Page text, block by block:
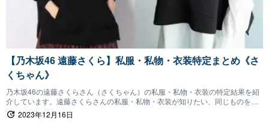
【乃木坂46 遠藤さくら】私服・私物・衣装特定まとめ《さ
くちゃん》
乃木坂46の遠藤さくらさん（さくちゃん）の私服・私物・衣装の特定結果を紹
介しています。遠藤さくらさんの私服・私物・衣装が知りたい、同じものを身
につけたいファンの方は参考にしていただけると嬉しいです。
2023年12月16日